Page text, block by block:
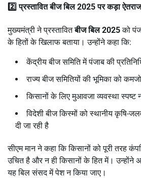
2️⃣ प्रस्तावित बीज बिल 2025 पर कड़ा ऐतराज
मुख्यमंत्री ने प्रस्तावितबीज बिल 2025को
के हितों के खिलाफ बताया। उन्होंने कहा कि:
केंद्रीय बीज समिति में पंजाब की
राज्य बीज समितियों की भूमिका को
किसानों के लिए मुआवजा व्यवस्था स्पष्ट
विदेशी बीज किस्मों को स्थानीय कृषि-
दी जा रही है
सीएम मान ने कहा कि किसानों को पूरी तरह
उचित है और न ही किसानों के हित में। उन्होंने
यह बिल संसद में पेश न किया जाए।